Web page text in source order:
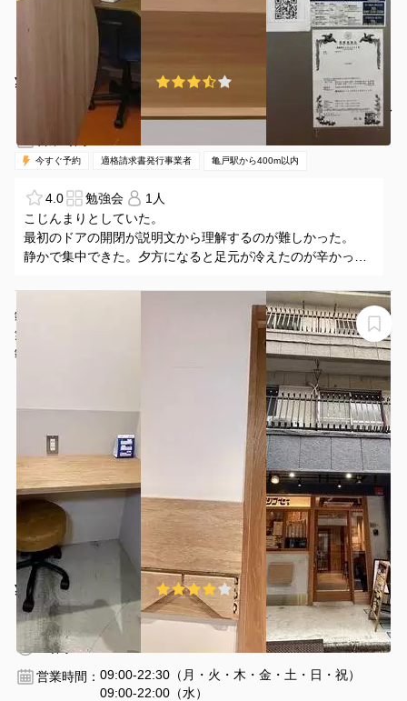
¥100 〜 ¥280 /時間
錦糸町駅 徒歩14分東京都江東区亀戸6-3-2 1名
10時間〜
営業時間：
今すぐ予約 適格請求書発行事業者 亀戸駅から400m以内
4.0 勉強会
1人
こじんまりとしていた。
最初のドアの開閉が説明文から理解するのが難しかった。
静かで集中できた。夕方になると足元が冷えたのが辛かっ
錦糸町 ロジコーヒー、 BOOTH-B【錦糸町駅4分】Wi-Fi
無料☆便利な駅近♥同フロア内に他のブース有！
錦糸町 ロジコーヒー、 BOOTH-B
¥605 〜 ¥605 /時間 4.0
(1件)
錦糸町駅 徒歩4分
東京都墨田区江東橋1-13-7
1名
1時間〜
営業時間： 09:00-22:30（月・火・木・金・土・日・祝）
09:00-22:00（水）